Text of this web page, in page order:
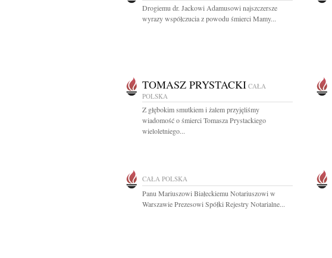
Drogiemu dr. Jackowi Adamusowi najszczersze
wyrazy współczucia z powodu śmierci Mamy...
TOMASZ PRYSTACKI CAŁA
POLSKA
Z głębokim smutkiem i żalem przyjęliśmy
wiadomość o śmierci Tomasza Prystackiego
wieloletniego...
CAŁA POLSKA
Panu Mariuszowi Białeckiemu Notariuszowi w
Warszawie Prezesowi Spółki Rejestry Notarialne...